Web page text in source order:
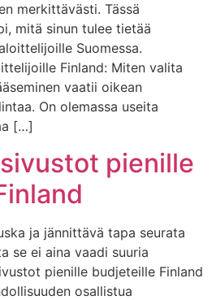
merkittävästi. Tässä
mitä sinun tulee tietää
Suomessa.
Finland: Miten valita
vaatii oikean
On olemassa useita
[…]
pienille
ja jännittävä tapa seurata
se ei aina vaadi suuria
pienille budjeteille Finland
osallistua